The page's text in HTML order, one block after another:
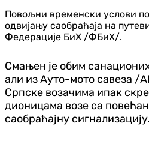
Повољни временски услови
одвијању саобраћаја на
Федерације БиХ /ФБиХ/.
Смањен је обим
али из Ауто-мото савеза /
Српске возачима ипак
дионицама возе са
саобраћајну сигнализацију.